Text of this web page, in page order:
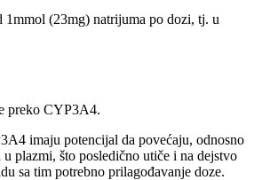
1mmol (23mg) natrijuma po dozi, tj. u
preko CYP3A4.
imaju potencijal da povećaju, odnosno
plazmi, što posledično utiče i na dejstvo
sa tim potrebno prilagođavanje doze.